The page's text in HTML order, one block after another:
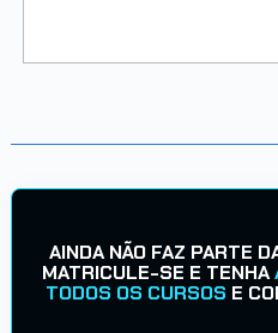
AINDA NÃO FAZ PARTE
MATRICULE-SE E TENHA
TODOS OS CURSOS E